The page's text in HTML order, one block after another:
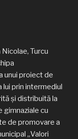
Turcu
unui proiect de
prin intermediul
și distribuită la
gimnaziale cu
de promovare a
„Valori